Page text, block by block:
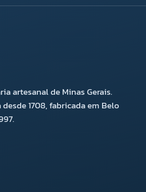
artesanal de Minas Gerais.
1708, fabricada em Belo